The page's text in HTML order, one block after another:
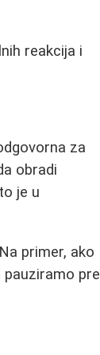
reakcija i
za
obradi
je u
primer, ako
pre